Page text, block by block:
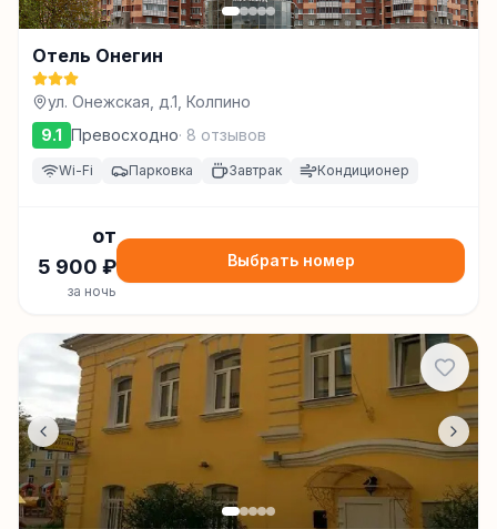
Отель Онегин
ул. Онежская, д.1, Колпино
9.1 Превосходно· 8 отзывов
Wi-Fi Парковка Завтрак Кондиционер
от
5 900 ₽
за ночь
Выбрать номер